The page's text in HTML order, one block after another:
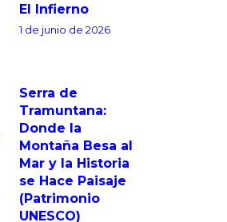
El Infierno
1 de junio de 2026
Serra de
Tramuntana:
Donde la
Montaña Besa al
Mar y la Historia
se Hace Paisaje
(Patrimonio
UNESCO)